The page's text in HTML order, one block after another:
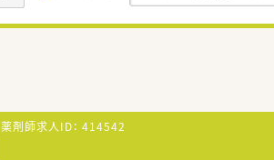
薬剤師求人ID： 414542